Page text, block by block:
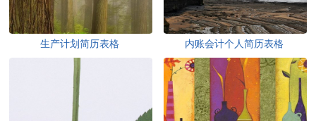
生产计划简历表格 内账会计个人简历表格